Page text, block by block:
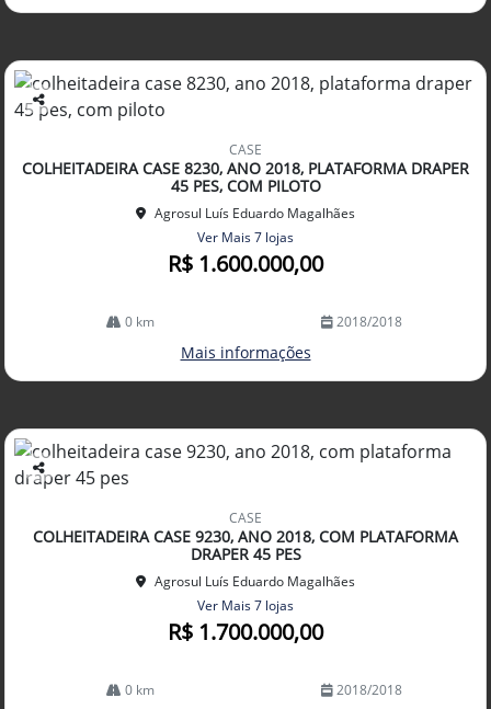
Co
arti
lhe
CASE
COLHEITADEIRA CASE 8230, ANO 2018, PLATAFORMA DRAPER
45 PES, COM PILOTO
Agrosul Luís Eduardo Magalhães
Ver Mais 7 lojas
R$ 1.600.000,00
0 km 2018/2018
Mais informações
Co
arti
lhe
CASE
COLHEITADEIRA CASE 9230, ANO 2018, COM PLATAFORMA
DRAPER 45 PES
Agrosul Luís Eduardo Magalhães
Ver Mais 7 lojas
R$ 1.700.000,00
0 km 2018/2018